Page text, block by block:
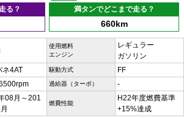
る？
満タンでどこまで走る？
660km
使用燃料
エンジン
レギュラー
ガソリン
ネ4AT 駆動方式 FF
過給器（ターボ） -
08月～201
燃費性能
H22年度燃費基準
+15%達成